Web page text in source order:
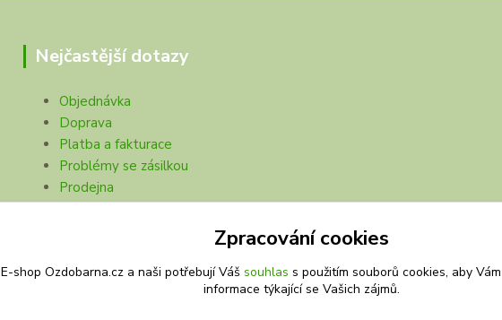
Nejčastější dotazy
Objednávka
Doprava
Platba a fakturace
Problémy se zásilkou
Prodejna
Zpracování cookies
E-shop Ozdobarna.cz a naši potřebují Váš souhlas s použitím souborů cookies, aby
informace týkající se Vašich zájmů.